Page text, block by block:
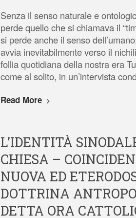
Senza il senso naturale e
perde quello che si chiamava il
si perde anche il senso
avvia inevitabilmente verso il
follia quotidiana della nostra era
come al solito, in un’intervista
Read More
L’IDENTITÀ
CHIESA –
NUOVA ED
DOTTRINA
DETTA ORA